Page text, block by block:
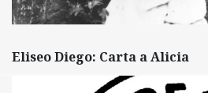
Eliseo Diego: Carta a Alicia